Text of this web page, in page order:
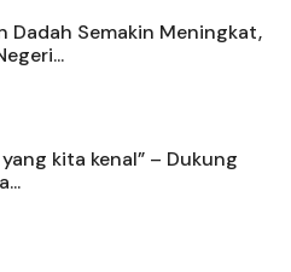
Dadah Semakin Meningkat,
kita kenal” – Dukung